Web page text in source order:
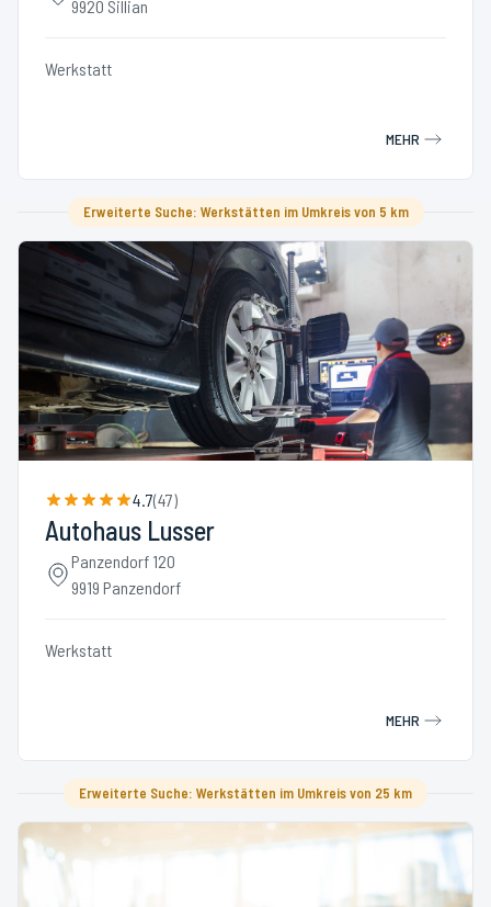
9920 Sillian
Werkstatt
MEHR
Erweiterte Suche: Werkstätten im Umkreis von 5 km
4.7(47)
Autohaus Lusser
Panzendorf 120
9919 Panzendorf
Werkstatt
MEHR
Erweiterte Suche: Werkstätten im Umkreis von 25 km